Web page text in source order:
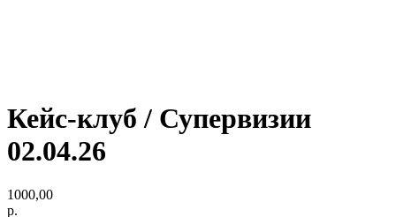
Кейс-клуб / Супервизии
02.04.26
1000,00
р.